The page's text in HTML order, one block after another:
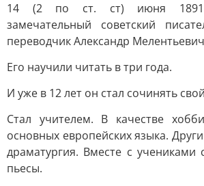
14 (2 по ст. ст) июня 1891
замечательный советский
переводчик Александр
Его научили читать в три года.
И уже в 12 лет он стал сочинять
Стал учителем. В качестве
основных европейских языка.
драматургия. Вместе с учениками
пьесы.